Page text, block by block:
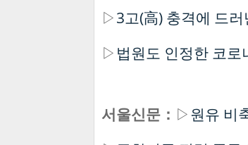
▷3고(高) 충격에 드
▷ 법원도 인정한 코
서울신문： ▷원유 비